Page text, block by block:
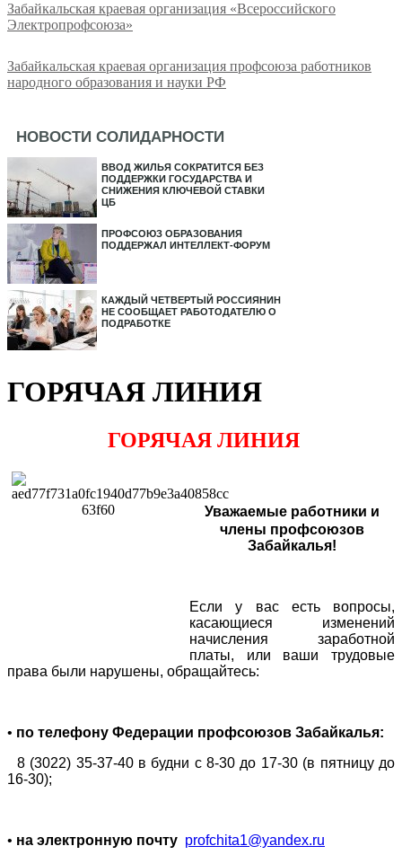
Забайкальская краевая организация «Всероссийского
Электропрофсоюза»
Забайкальская краевая организация профсоюза работников
народного образования и науки РФ
НОВОСТИ СОЛИДАРНОСТИ
ВВОД ЖИЛЬЯ СОКРАТИТСЯ БЕЗ
ПОДДЕРЖКИ ГОСУДАРСТВА И
СНИЖЕНИЯ КЛЮЧЕВОЙ СТАВКИ
ЦБ
ПРОФСОЮЗ ОБРАЗОВАНИЯ
ПОДДЕРЖАЛ ИНТЕЛЛЕКТ-ФОРУМ
КАЖДЫЙ ЧЕТВЕРТЫЙ РОССИЯНИН
НЕ СООБЩАЕТ РАБОТОДАТЕЛЮ О
ПОДРАБОТКЕ
ГОРЯЧАЯ ЛИНИЯ
ГОРЯЧАЯ ЛИНИЯ
Уважаемые работники и
члены профсоюзов
Забайкалья!
Если у вас есть вопросы,
касающиеся изменений
начисления заработной
платы, или ваши трудовые
права были нарушены, обращайтесь:
• по телефону Федерации профсоюзов Забайкалья:
8 (3022) 35-37-40 в будни с 8-30 до 17-30 (в пятницу до
16-30);
• на электронную почту profchita1@yandex.ru